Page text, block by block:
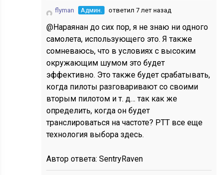
flyman Админ. ответил 7 лет назад
@Нараянан до сих пор, я не знаю ни одного
самолета, использующего это. Я также
сомневаюсь, что в условиях с высоким
окружающим шумом это будет
эффективно. Это также будет срабатывать,
когда пилоты разговаривают со своими
вторым пилотом и т. д… так как же
определить, когда он будет
транслироваться на частоте? PTT все еще
технология выбора здесь.
Автор ответа:SentryRaven